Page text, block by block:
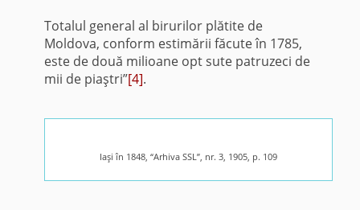
Totalul general al birurilor plătite de
Moldova, conform estimării făcute în 1785,
este de două milioane opt sute patruzeci de
mii de piaştri”[4].
Iaşi în 1848, “Arhiva SSL”, nr. 3, 1905, p. 109